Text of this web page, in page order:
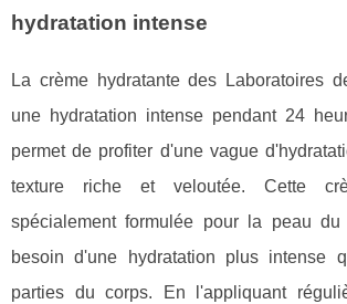
hydratation intense
La crème hydratante des Laboratoires
une hydratation intense pendant 24
permet de profiter d'une vague
texture riche et veloutée. Cette
spécialement formulée pour la peau
besoin d'une hydratation plus intense
parties du corps. En l'appliquant